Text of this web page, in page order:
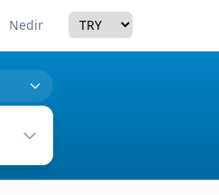
Nedir Currency